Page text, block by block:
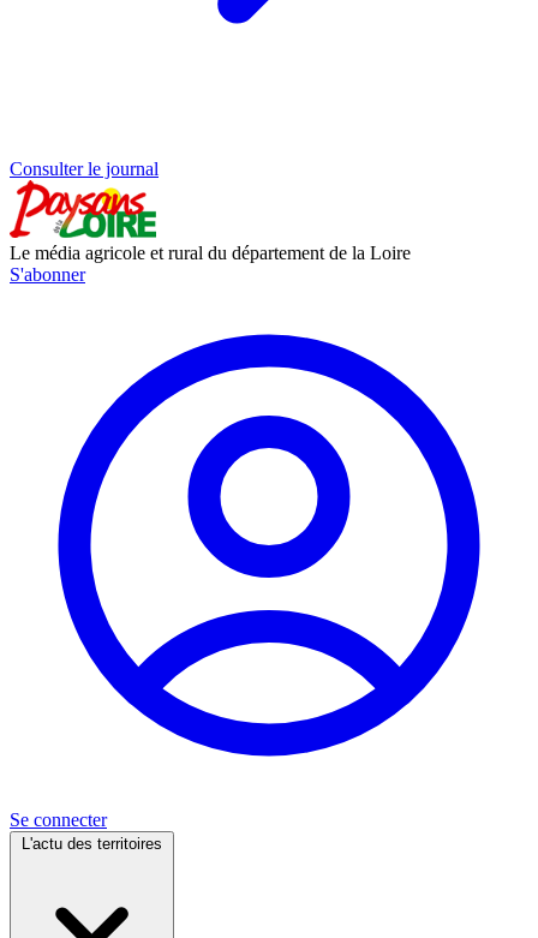
Consulter le journal
Le média agricole et rural du département de la Loire
S'abonner
Se connecter
L'actu des territoires